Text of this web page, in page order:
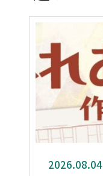
2026.08.04